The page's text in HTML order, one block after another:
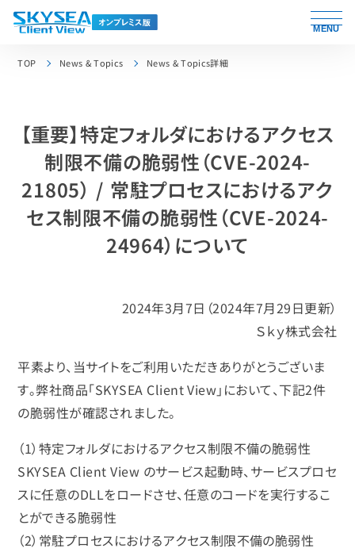
MENU
TOP News & Topics News & Topics詳細
【重要】特定フォルダにおけるアクセス
制限不備の脆弱性（CVE-2024-
21805） / 常駐プロセスにおけるアク
セス制限不備の脆弱性（CVE-2024-
24964）について
2024年3月7日（2024年7月29日更新）
Ｓｋｙ株式会社
平素より、当サイトをご利用いただきありがとうございま
す。弊社商品「SKYSEA Client View」において、下記2件
の脆弱性が確認されました。
（1）特定フォルダにおけるアクセス制限不備の脆弱性
SKYSEA Client View のサービス起動時、サービスプロセ
スに任意のDLLをロードさせ、任意のコードを実行するこ
とができる脆弱性
（2）常駐プロセスにおけるアクセス制限不備の脆弱性